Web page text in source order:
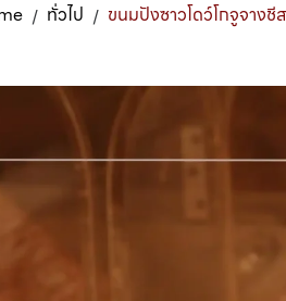
/ ทั่วไป / ขนมปังซาวโดว์โกจูจาง